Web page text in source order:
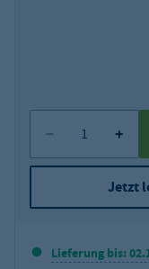
Jetzt
Lieferung bis: